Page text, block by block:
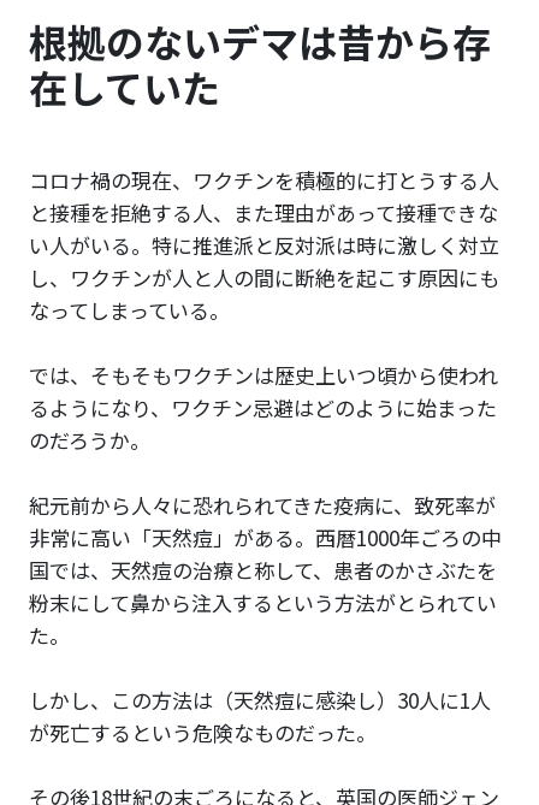
根拠のないデマは昔から存
在していた
コロナ禍の現在、ワクチンを積極的に打とうする人
と接種を拒絶する人、また理由があって接種できな
い人がいる。特に推進派と反対派は時に激しく対立
し、ワクチンが人と人の間に断絶を起こす原因にも
なってしまっている。
では、そもそもワクチンは歴史上いつ頃から使われ
るようになり、ワクチン忌避はどのように始まった
のだろうか。
紀元前から人々に恐れられてきた疫病に、致死率が
非常に高い「天然痘」がある。西暦1000年ごろの中
国では、天然痘の治療と称して、患者のかさぶたを
粉末にして鼻から注入するという方法がとられてい
た。
しかし、この方法は（天然痘に感染し）30人に1人
が死亡するという危険なものだった。
その後18世紀の末ごろになると、英国の医師ジェン